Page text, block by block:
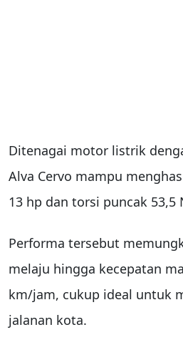
Ditenagai motor listrik
Alva Cervo mampu
13 hp dan torsi puncak 53,5
Performa tersebut
melaju hingga kecepatan
km/jam, cukup ideal untuk
jalanan kota.